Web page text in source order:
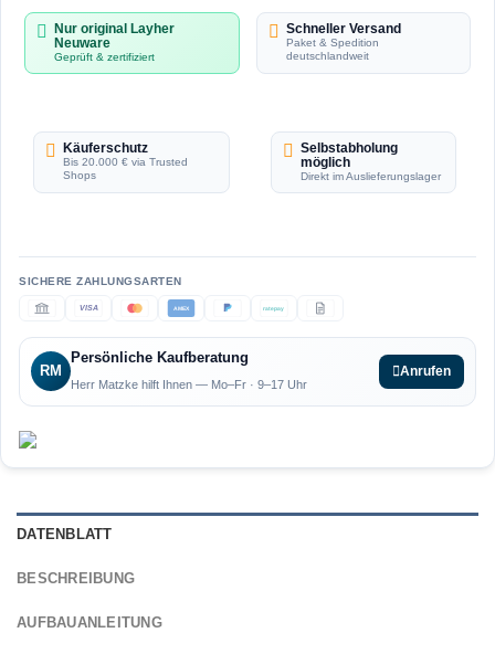
Nur original Layher
Neuware
Geprüft & zertifiziert
Schneller Versand
Paket & Spedition
deutschlandweit
Käuferschutz
Bis 20.000 € via Trusted
Shops
Selbstabholung
möglich
Direkt im Auslieferungslager
VISA AMEX ratepay
RM
Persönliche Kaufberatung
Herr Matzke hilft Ihnen — Mo–Fr · 9–17 Uhr
Anrufen
DATENBLATT
BESCHREIBUNG
AUFBAUANLEITUNG